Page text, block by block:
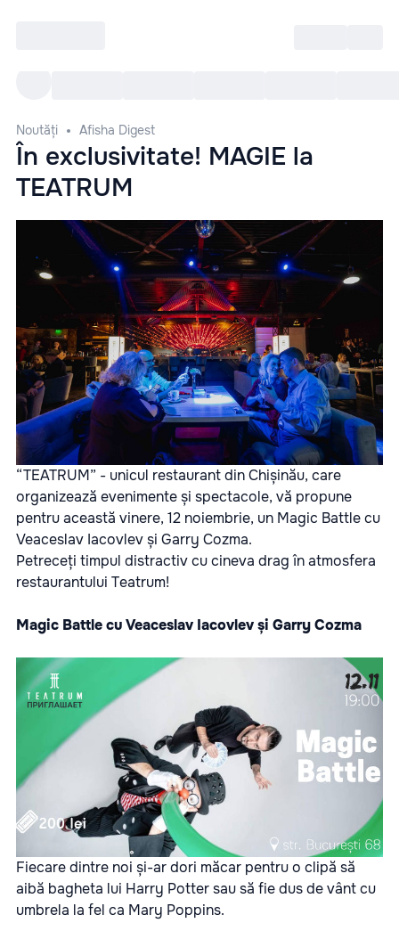
Noutăți Afisha Digest
În exclusivitate! MAGIE la
TEATRUM
“TEATRUM” - unicul restaurant din Chișinău, care
organizează evenimente și spectacole, vă propune
pentru această vinere, 12 noiembrie, un Magic Battle cu
Veaceslav Iacovlev și Garry Cozma.
Petreceți timpul distractiv cu cineva drag în atmosfera
restaurantului Teatrum!
Magic Battle cu Veaceslav Iacovlev și Garry Cozma
Fiecare dintre noi și-ar dori măcar pentru o clipă să
aibă bagheta lui Harry Potter sau să fie dus de vânt cu
umbrela la fel ca Mary Poppins.